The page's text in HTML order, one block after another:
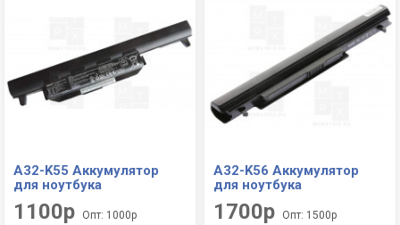
A32-K55 Аккумулятор
для ноутбука
1100р Опт: 1000р
A32-K56 Аккумулятор
для ноутбука
1700р Опт: 1500р